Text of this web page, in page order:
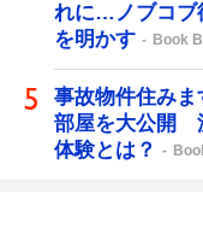
れに…ノブコブ
を明かす
Book
事故物件住み
部屋を大公開
体験とは？